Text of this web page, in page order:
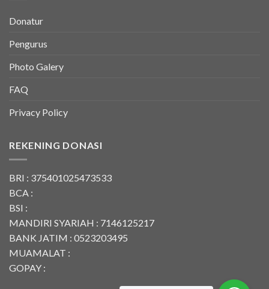
Donatur
Pengurus
Photo Galery
FAQ
Privacy Policy
REKENING DONASI
BRI : 375401025473533
BCA :
BSI :
MANDIRI SYARIAH : 7146125217
BANK JATIM : 0523203495
MUAMALAT :
GOPAY :